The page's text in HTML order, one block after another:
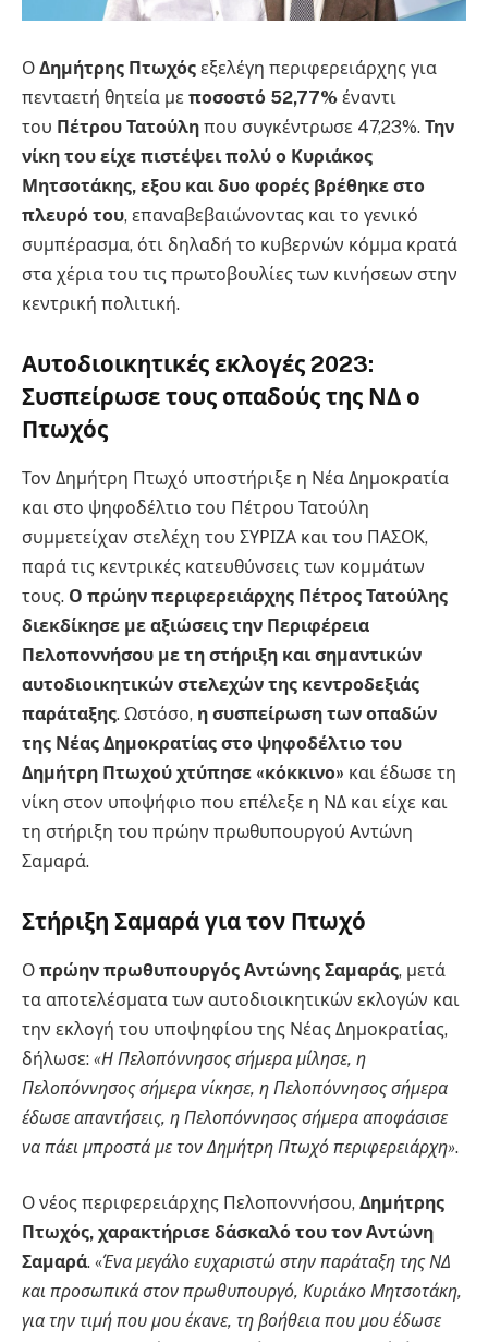
Ο Δημήτρης Πτωχός εξελέγη περιφερειάρχης για
πενταετή θητεία με ποσοστό 52,77% έναντι
του Πέτρου Τατούλη που συγκέντρωσε 47,23%. Την
νίκη του είχε πιστέψει πολύ ο Κυριάκος
Μητσοτάκης, εξου και δυο φορές βρέθηκε στο
πλευρό του, επαναβεβαιώνοντας και το γενικό
συμπέρασμα, ότι δηλαδή το κυβερνών κόμμα κρατά
στα χέρια του τις πρωτοβουλίες των κινήσεων στην
κεντρική πολιτική.
Αυτοδιοικητικές εκλογές 2023:
Συσπείρωσε τους οπαδούς της ΝΔ ο
Πτωχός
Τον Δημήτρη Πτωχό υποστήριξε η Νέα Δημοκρατία
και στο ψηφοδέλτιο του Πέτρου Τατούλη
συμμετείχαν στελέχη του ΣΥΡΙΖΑ και του ΠΑΣΟΚ,
παρά τις κεντρικές κατευθύνσεις των κομμάτων
τους. Ο πρώην περιφερειάρχης Πέτρος Τατούλης
διεκδίκησε με αξιώσεις την Περιφέρεια
Πελοποννήσου με τη στήριξη και σημαντικών
αυτοδιοικητικών στελεχών της κεντροδεξιάς
παράταξης. Ωστόσο, η συσπείρωση των οπαδών
της Νέας Δημοκρατίας στο ψηφοδέλτιο του
Δημήτρη Πτωχού χτύπησε «κόκκινο» και έδωσε τη
νίκη στον υποψήφιο που επέλεξε η ΝΔ και είχε και
τη στήριξη του πρώην πρωθυπουργού Αντώνη
Σαμαρά.
Στήριξη Σαμαρά για τον Πτωχό
Ο πρώην πρωθυπουργός Αντώνης Σαμαράς, μετά
τα αποτελέσματα των αυτοδιοικητικών εκλογών και
την εκλογή του υποψηφίου της Νέας Δημοκρατίας,
δήλωσε: «Η Πελοπόννησος σήμερα μίλησε, η
Πελοπόννησος σήμερα νίκησε, η Πελοπόννησος σήμερα
έδωσε απαντήσεις, η Πελοπόννησος σήμερα αποφάσισε
να πάει μπροστά με τον Δημήτρη Πτωχό περιφερειάρχη».
Ο νέος περιφερειάρχης Πελοποννήσου, Δημήτρης
Πτωχός, χαρακτήρισε δάσκαλό του τον Αντώνη
Σαμαρά. «Ένα μεγάλο ευχαριστώ στην παράταξη της ΝΔ
και προσωπικά στον πρωθυπουργό, Κυριάκο Μητσοτάκη,
για την τιμή που μου έκανε, τη βοήθεια που μου έδωσε